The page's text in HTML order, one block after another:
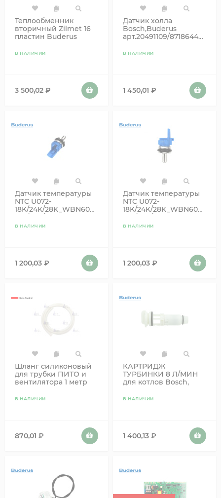
Теплообменник
вторичный Zilmet 16
пластин Buderus
В НАЛИЧИИ
3 500,02 ₽
Датчик холла
Bosch,Buderus
арт.20491109/87186445780
В НАЛИЧИИ
1 450,01 ₽
Датчик температуры
NTC U072-
18K/24K/28K_WBN6000-
18C/24C/28C Buderus
(новый 87186504540)
В НАЛИЧИИ
1 200,03 ₽
Датчик температуры
NTC U072-
18K/24K/28K_WBN6000-
18C/24C/28C (старый
87186445820) Новое
В НАЛИЧИИ
1 200,03 ₽
Шланг силиконовый
для трубки ПИТО и
вентилятора 1 метр
В НАЛИЧИИ
870,01 ₽
КАРТРИДЖ
ТУРБИНКИ 8 Л/МИН
для котлов Bosch,
В НАЛИЧИИ
1 400,13 ₽